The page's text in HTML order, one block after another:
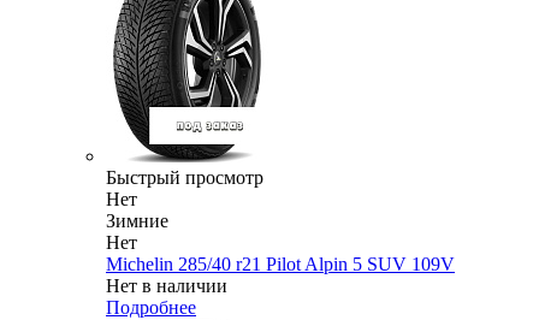
Быстрый просмотр
Нет
Зимние
Нет
Michelin 285/40 r21 Pilot Alpin 5 SUV 109V
Нет в наличии
Подробнее